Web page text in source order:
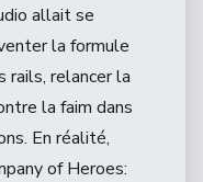
allait se
la formule
rails, relancer la
la faim dans
En réalité,
of Heroes: